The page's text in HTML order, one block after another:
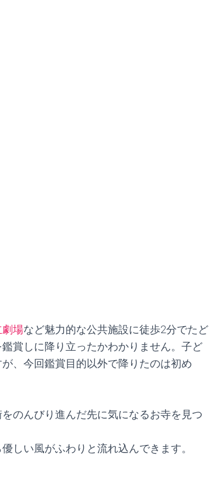
劇場など魅力的な公共施設に徒歩2分でたど
賞しに降り立ったかわかりません。子ど
、今回鑑賞目的以外で降りたのは初め
のんびり進んだ先に気になるお寺を見つ
しい風がふわりと流れ込んできます。